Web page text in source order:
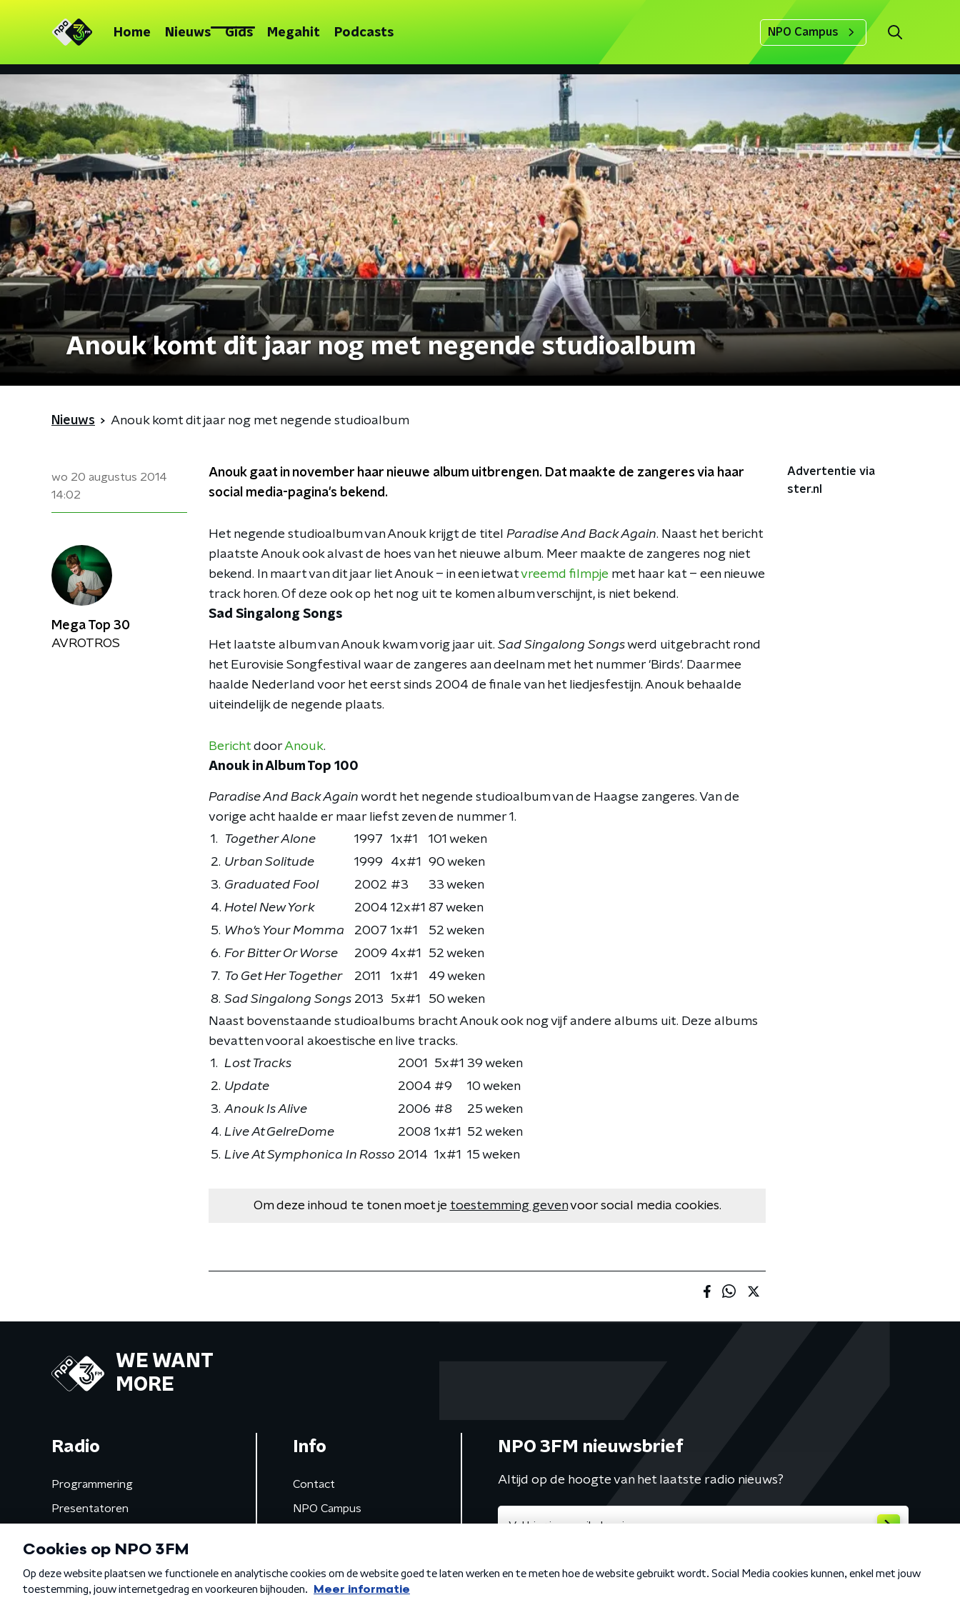
Home Nieuws Gids Megahit Podcasts NPO Campus
Anouk komt dit jaar nog met negende studioalbum
Nieuws Anouk komt dit jaar nog met negende studioalbum
wo 20 augustus 2014
14:02
Anouk gaat in november haar nieuwe album uitbrengen. Dat maakte de zangeres via haar
social media-pagina's bekend.
Het negende studioalbum van Anouk krijgt de titel Paradise And Back Again. Naast het bericht
plaatste Anouk ook alvast de hoes van het nieuwe album. Meer maakte de zangeres nog niet
bekend. In maart van dit jaar liet Anouk – in een ietwatvreemd filmpje met haar kat – een nieuwe
track horen. Of deze ook op het nog uit te komen album verschijnt, is niet bekend.
Sad Singalong Songs
Het laatste album van Anouk kwam vorig jaar uit. Sad Singalong Songswerd uitgebracht rond
het Eurovisie Songfestival waar de zangeres aan deelnam met het nummer 'Birds'. Daarmee
haalde Nederland voor het eerst sinds 2004 de finale van het liedjesfestijn. Anouk behaalde
uiteindelijk de negende plaats.
Bericht doorAnouk.
Anouk in Album Top 100
Paradise And Back Again wordt het negende studioalbum van de Haagse zangeres. Van de
vorige acht haalde er maar liefst zeven de nummer 1.
1.
Together Alone 1997 1x#1
101 weken
2. Urban Solitude 1999 4x#1
90 weken
3. Graduated Fool 2002 #3
33 weken
4. Hotel New York 2004 12x#1 87 weken
5. Who's Your Momma 2007 1x#1
52 weken
6. For Bitter Or Worse 2009 4x#1
52 weken
7. To Get Her Together 2011 1x#1
49 weken
8. Sad Singalong Songs 2013 5x#1
50 weken
Naast bovenstaande studioalbums bracht Anouk ook nog vijf andere albums uit. Deze albums
bevatten vooral akoestische en live tracks.
1. Lost Tracks 2001 5x#1 39 weken
2. Update 2004 #9
10 weken
3. Anouk Is Alive 2006 #8
25 weken
4. Live At GelreDome 2008 1x#1
52 weken
5. Live At Symphonica In Rosso 2014 1x#1 15 weken
Om deze inhoud te tonen moet je toestemming gevenvoor social media cookies.
Advertentie via
ster.nl
Mega Top 30
AVROTROS
WE WANT
MORE
Radio
Programmering
Presentatoren
Gemist
Info
Contact
NPO Campus
NPO 3FM nieuwsbrief
Altijd op de hoogte van het laatste radio nieuws?